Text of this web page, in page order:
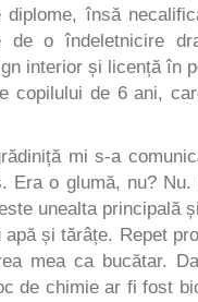
însă
de o îndeletnicire
interior și licență în
copilului de 6 ani,
s-a comunicat că
Era o glumă, nu?
unealta principală
apă și tărâțe. Repet
mea ca bucătar.
de chimie ar fi fost